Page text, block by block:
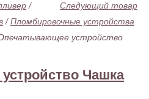
Следующий товар
/
/Пломбировочные устройства
устройство
Чашка